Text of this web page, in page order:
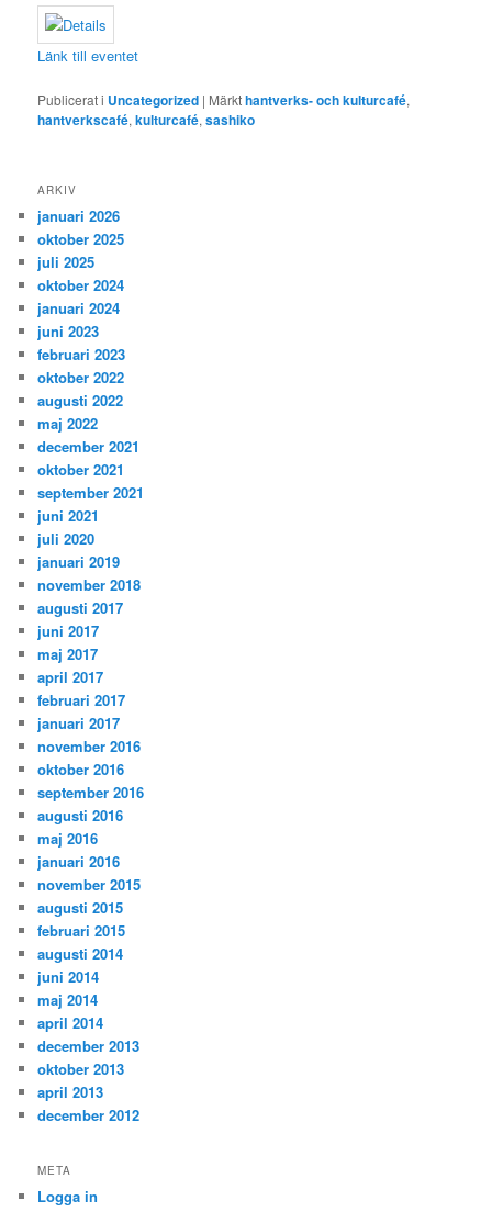
Länk till eventet
Publicerat i Uncategorized | Märkthantverks- och kulturcafé,
hantverkscafé,kulturcafé,sashiko
ARKIV
januari 2026
oktober 2025
juli 2025
oktober 2024
januari 2024
juni 2023
februari 2023
oktober 2022
augusti 2022
maj 2022
december 2021
oktober 2021
september 2021
juni 2021
juli 2020
januari 2019
november 2018
augusti 2017
juni 2017
maj 2017
april 2017
februari 2017
januari 2017
november 2016
oktober 2016
september 2016
augusti 2016
maj 2016
januari 2016
november 2015
augusti 2015
februari 2015
augusti 2014
juni 2014
maj 2014
april 2014
december 2013
oktober 2013
april 2013
december 2012
META
Logga in